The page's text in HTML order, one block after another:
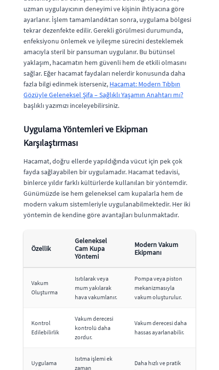
uzman uygulayıcının deneyimi ve kişinin ihtiyacına göre
ayarlanır. İşlem tamamlandıktan sonra, uygulama bölgesi
tekrar dezenfekte edilir. Gerekli görülmesi durumunda,
enfeksiyonu önlemek ve iyileşme sürecini desteklemek
amacıyla steril bir pansuman uygulanır. Bu bütünsel
yaklaşım, hacamatın hem güvenli hem de etkili olmasını
sağlar. Eğer hacamat faydaları nelerdir konusunda daha
fazla bilgi edinmek isterseniz, Hacamat: Modern Tıbbın
Gözüyle Geleneksel Şifa – Sağlıklı Yaşamın Anahtarı mı?
başlıklı yazımızı inceleyebilirsiniz.
Uygulama Yöntemleri ve Ekipman
Karşılaştırması
Hacamat, doğru ellerde yapıldığında vücut için pek çok
fayda sağlayabilen bir uygulamadır. Hacamat tedavisi,
binlerce yıldır farklı kültürlerde kullanılan bir yöntemdir.
Günümüzde ise hem geleneksel cam kupalarla hem de
modern vakum sistemleriyle uygulanabilmektedir. Her iki
yöntemin de kendine göre avantajları bulunmaktadır.
Özellik
Geleneksel
Cam Kupa
Yöntemi
Modern Vakum
Ekipmanı
Vakum
Oluşturma
Isıtılarak veya
mum yakılarak
hava vakumlanır.
Pompa veya piston
mekanizmasıyla
vakum oluşturulur.
Kontrol
Edilebilirlik
Vakum derecesi
kontrolü daha
zordur.
Vakum derecesi daha
hassas ayarlanabilir.
Uygulama
Isıtma işlemi ek
zaman
Daha hızlı ve pratik